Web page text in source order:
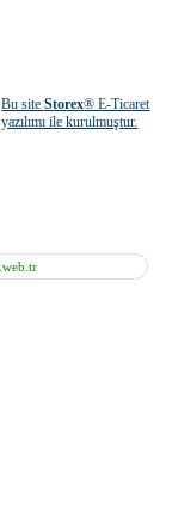
Bu siteStorex® E-Ticaret
yazılımı ile kurulmuştur.